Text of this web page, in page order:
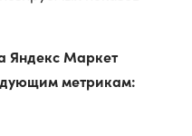
Яндекс Маркет
метрикам: